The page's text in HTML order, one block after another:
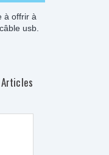
à offrir à
usb.
Articles